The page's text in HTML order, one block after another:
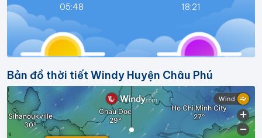
05:48 18:21
Bản đồ thời tiết Windy Huyện Châu Phú